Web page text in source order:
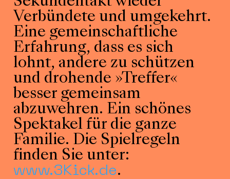
Verbündete und umgekehrt.
Eine gemeinschaftliche
Erfahrung, dass es sich
lohnt, andere zu schützen
und drohende »Treffer«
besser gemeinsam
abzuwehren. Ein schönes
Spektakel für die ganze
Familie. Die Spielregeln
finden Sie unter:
www.3Kick.de.